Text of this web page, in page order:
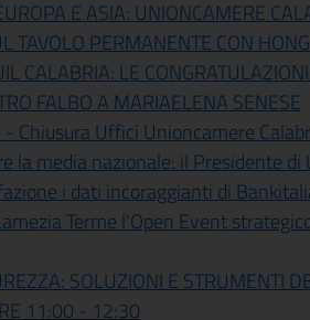
E ASIA: UNIONCAMERE
TAVOLO PERMANENTE CON
CALABRIA: LE
FALBO A MARIAELENA SENESE
Chiusura Uffici Unioncamere
la media nazionale: il Presidente di
i dati incoraggianti di
Terme l'Open Event
SOLUZIONI E STRUMENTI
11:00 - 12:30